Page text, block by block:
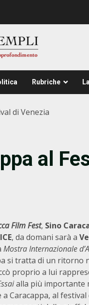
Rubriche
di Venezia
al
Film Fest, Sino
, da domani sarà a
Mostra Internazionale
si tratta di un ritorno
proprio a lui
alla più importante
Caracappa, al festival